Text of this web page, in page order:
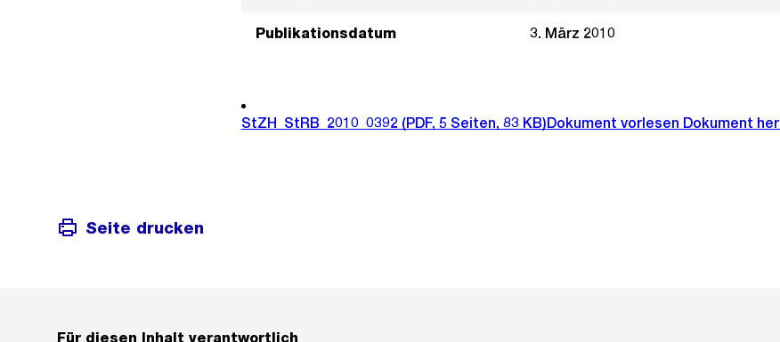
Publikationsdatum 3. März 2010
StZH_StRB_2010_0392(PDF, 5 Seiten, 83 KB)Dokument vorlesen Dokument
Seite drucken
Für diesen Inhalt verantwortlich